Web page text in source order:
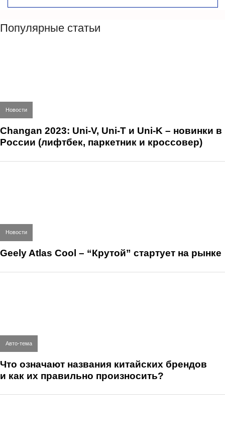
Популярные статьи
Новости
Changan 2023: Uni-V, Uni-T и Uni-K – новинки в
России (лифтбек, паркетник и кроссовер)
Новости
Geely Atlas Cool – “Крутой” стартует на рынке
Авто-тема
Что означают названия китайских брендов
и как их правильно произносить?